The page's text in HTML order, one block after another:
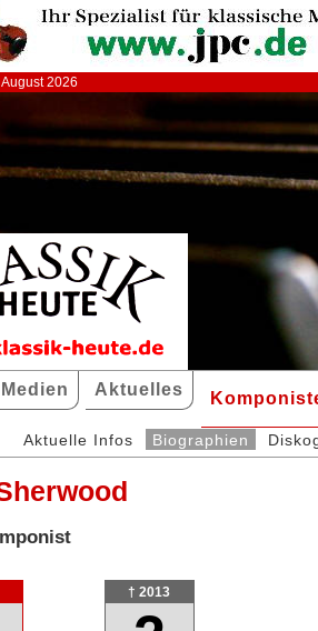
2026
Medien Aktuelles
Aktuelle Infos Biographien
† 2013